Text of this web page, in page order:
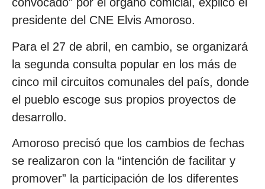
convocado” por el órgano comicial, explicó el
presidente del CNE Elvis Amoroso.
Para el 27 de abril, en cambio, se organizará
la segunda consulta popular en los más de
cinco mil circuitos comunales del país, donde
el pueblo escoge sus propios proyectos de
desarrollo.
Amoroso precisó que los cambios de fechas
se realizaron con la “intención de facilitar y
promover” la participación de los diferentes